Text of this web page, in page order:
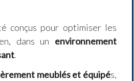
conçus pour optimiser les
dans un environnement
.
meublés et équipés,